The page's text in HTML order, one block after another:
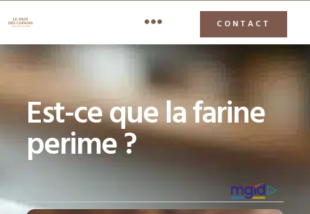
CONTACT
Est-ce que la farine
perime​ ?